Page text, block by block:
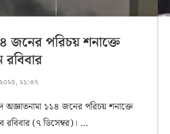
জনের পরিচয় শনাক্তে
২০২৫, ২১:৩৭
অজ্ঞাতনামা ১১৪ জনের পরিচয় শনাক্তে
রবিবার (৭ ডিসেম্বর)। …